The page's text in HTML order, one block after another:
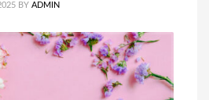
BY ADMIN